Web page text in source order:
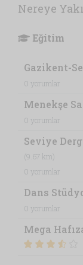
Nereye
Eğitim
Gazikent-
0 yorumlar
Menekşe
0 yorumlar
Seviye
(9.67 km)
0 yorumlar
Dans
0 yorumlar
Mega